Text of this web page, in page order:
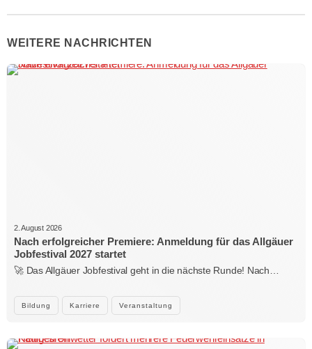
WEITERE NACHRICHTEN
Bildung Karriere Veranstaltung
2. August 2026
Nach erfolgreicher Premiere: Anmeldung für das Allgäuer
Jobfestival 2027 startet
🚀 Das Allgäuer Jobfestival geht in die nächste Runde! Nach…